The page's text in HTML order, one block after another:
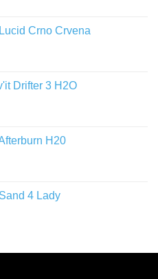
Crno Crvena
Drifter 3 H2O
H20
4 Lady